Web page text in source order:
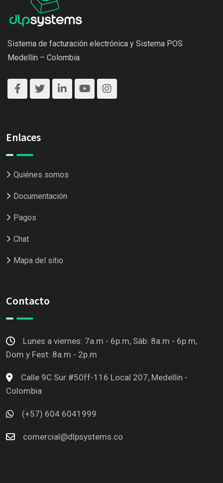
Sistema de facturación electrónica y Sistema POS
Medellín – Colombia
Enlaces
Quiénes somos
Documentación
Pagos
Chat
Mapa del sitio
Contacto
Lunes a viernes: 7a.m - 6p.m, Sáb: 8a.m - 6p.m,
Dom y Fest: 8a.m - 2p.m
Calle 9C Sur #50ff-116 Local 207, Medellín -
Colombia
(+57) 604 6041999
comercial@dlpsystems.co